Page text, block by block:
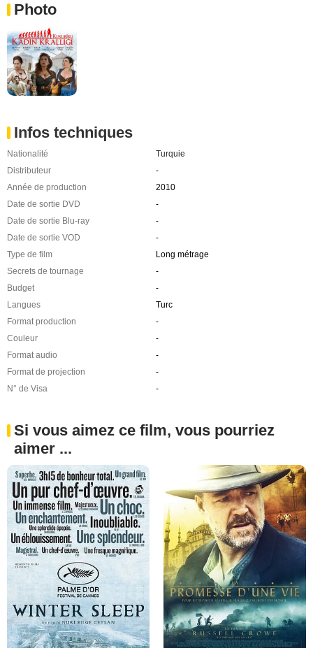
Photo
Infos techniques
Nationalité
Turquie
Distributeur
-
Année de production
2010
Date de sortie DVD
-
Date de sortie Blu-ray
-
Date de sortie VOD
-
Type de film
Long métrage
Secrets de tournage
-
Budget
-
Langues
Turc
Format production
-
Couleur
-
Format audio
-
Format de projection
-
N° de Visa
-
Si vous aimez ce film, vous pourriez
aimer ...